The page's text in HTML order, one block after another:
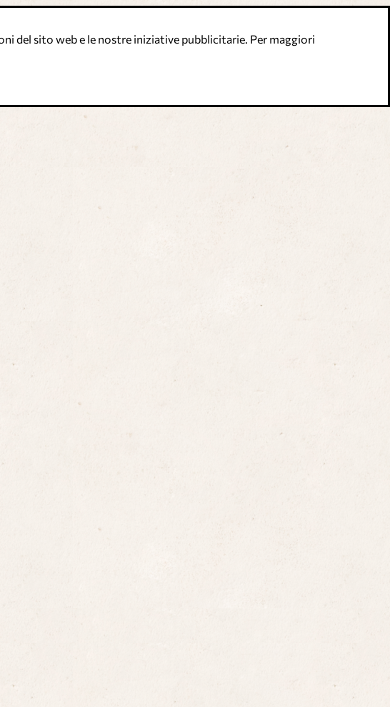
del sito web e le nostre iniziative pubblicitarie. Per maggiori